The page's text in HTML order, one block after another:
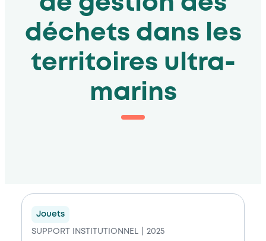
déchets dans les
territoires ultra-
marins
Jouets
SUPPORT INSTITUTIONNEL 2025